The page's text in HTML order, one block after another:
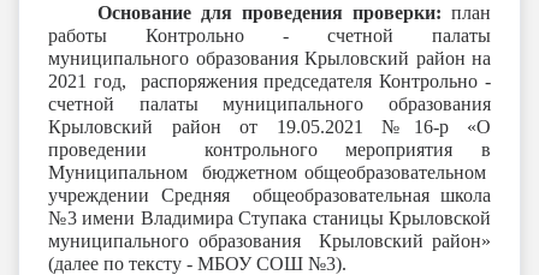
Основание для проведения проверки: план
работы Контрольно - счетной палаты
муниципального образования Крыловский район на
2021 год, распоряжения председателя Контрольно -
счетной палаты муниципального образования
Крыловский район от 19.05.2021 №16-р «О
проведении контрольного мероприятия в
Муниципальном бюджетном общеобразовательном
учреждении Средняя общеобразовательная школа
№3 имени Владимира Ступака станицы Крыловской
муниципального образования Крыловский район»
(далее по тексту - МБОУ СОШ №3).